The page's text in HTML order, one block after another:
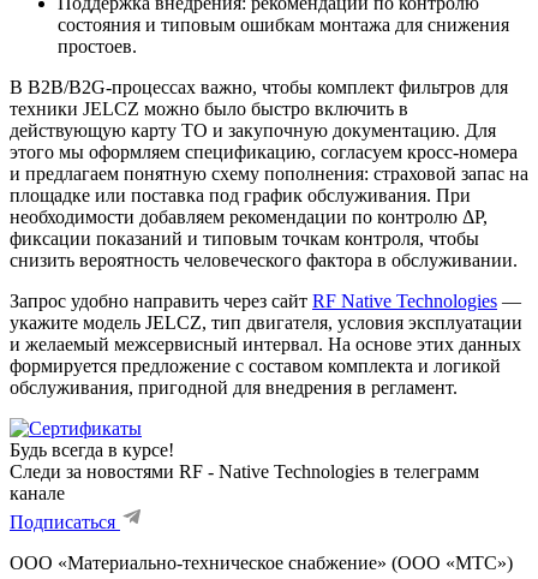
состояния и типовым ошибкам монтажа для снижения
простоев.
В B2B/B2G-процессах важно, чтобы комплект фильтров для
техники JELCZ можно было быстро включить в
действующую карту ТО и закупочную документацию. Для
этого мы оформляем спецификацию, согласуем кросс-номера
и предлагаем понятную схему пополнения: страховой запас на
площадке или поставка под график обслуживания. При
необходимости добавляем рекомендации по контролю ΔР,
фиксации показаний и типовым точкам контроля, чтобы
снизить вероятность человеческого фактора в обслуживании.
Запрос удобно направить через сайт RF Native Technologies —
укажите модель JELCZ, тип двигателя, условия эксплуатации
и желаемый межсервисный интервал. На основе этих данных
формируется предложение с составом комплекта и логикой
обслуживания, пригодной для внедрения в регламент.
Будь всегда в курсе!
Следи за новостями RF - Native Technologies в телеграмм
канале
Подписаться
ООО «Материально-техническое снабжение» (ООО «МТС»)